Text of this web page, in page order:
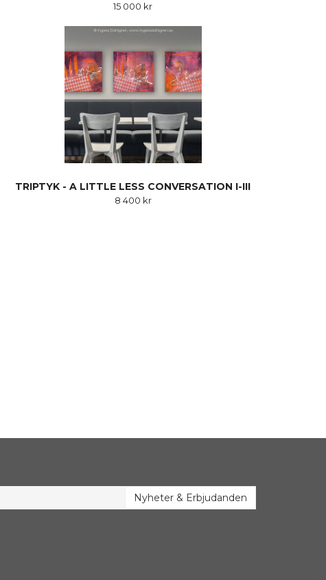
15 000 kr
TRIPTYK - A LITTLE LESS CONVERSATION I-III
8 400 kr
Nyheter & Erbjudanden